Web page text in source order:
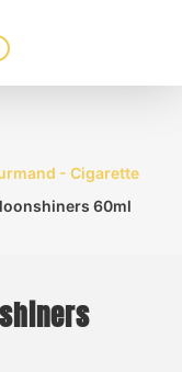
- Cigarette
60ml